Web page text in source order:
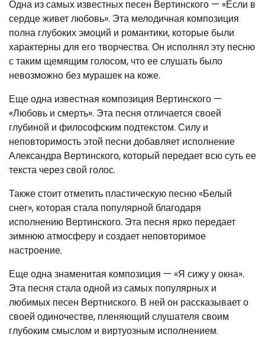
Одна из самых известных песен Вертинского — «Если в
сердце живет любовь». Эта мелодичная композиция
полна глубоких эмоций и романтики, которые были
характерны для его творчества. Он исполнял эту песню
с таким щемящим голосом, что ее слушать было
невозможно без мурашек на коже.
Еще одна известная композиция Вертинского —
«Любовь и смерть». Эта песня отличается своей
глубиной и философским подтекстом. Силу и
неповторимость этой песни добавляет исполнение
Александра Вертинского, который передает всю суть ее
текста через свой голос.
Также стоит отметить пластическую песню «Белый
снег», которая стала популярной благодаря
исполнению Вертинского. Эта песня ярко передает
зимнюю атмосферу и создает неповторимое
настроение.
Еще одна знаменитая композиция — «Я сижу у окна».
Эта песня стала одной из самых популярных и
любимых песен Вертниского. В ней он рассказывает о
своей одиночестве, пленяющий слушателя своим
глубоким смыслом и виртуозным исполнением.